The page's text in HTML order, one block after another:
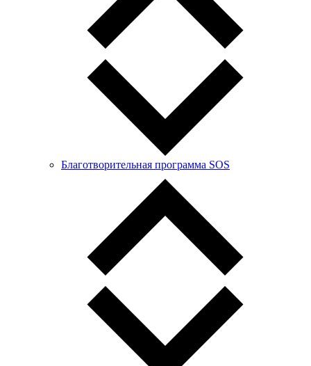
Благотворительная программа SOS